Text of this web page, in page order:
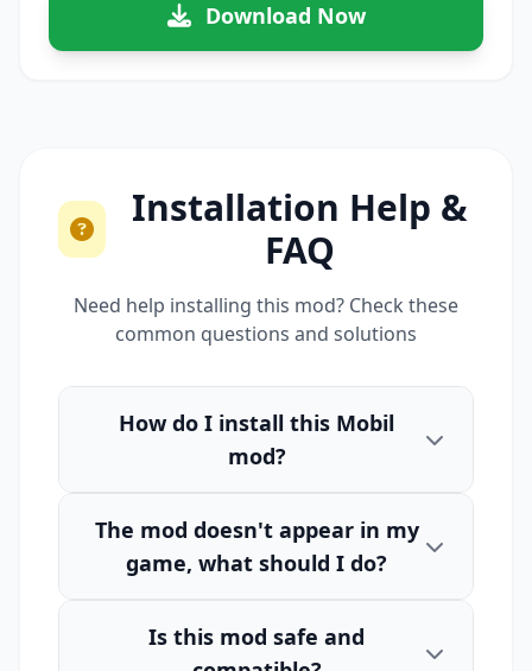
Download Now
Installation Help &
FAQ
Need help installing this mod? Check these
common questions and solutions
How do I install this Mobil
mod?
The mod doesn't appear in my
game, what should I do?
Is this mod safe and